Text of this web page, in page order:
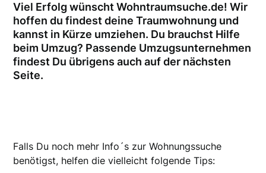
Viel Erfolg wünscht Wohntraumsuche.de! Wir
hoffen du findest deine Traumwohnung und
kannst in Kürze umziehen. Du brauchst Hilfe
beim Umzug? Passende Umzugsunternehmen
findest Du übrigens auch auf der nächsten
Seite.
Falls Du noch mehr Info´s zur Wohnungssuche
benötigst, helfen die vielleicht folgende Tips: